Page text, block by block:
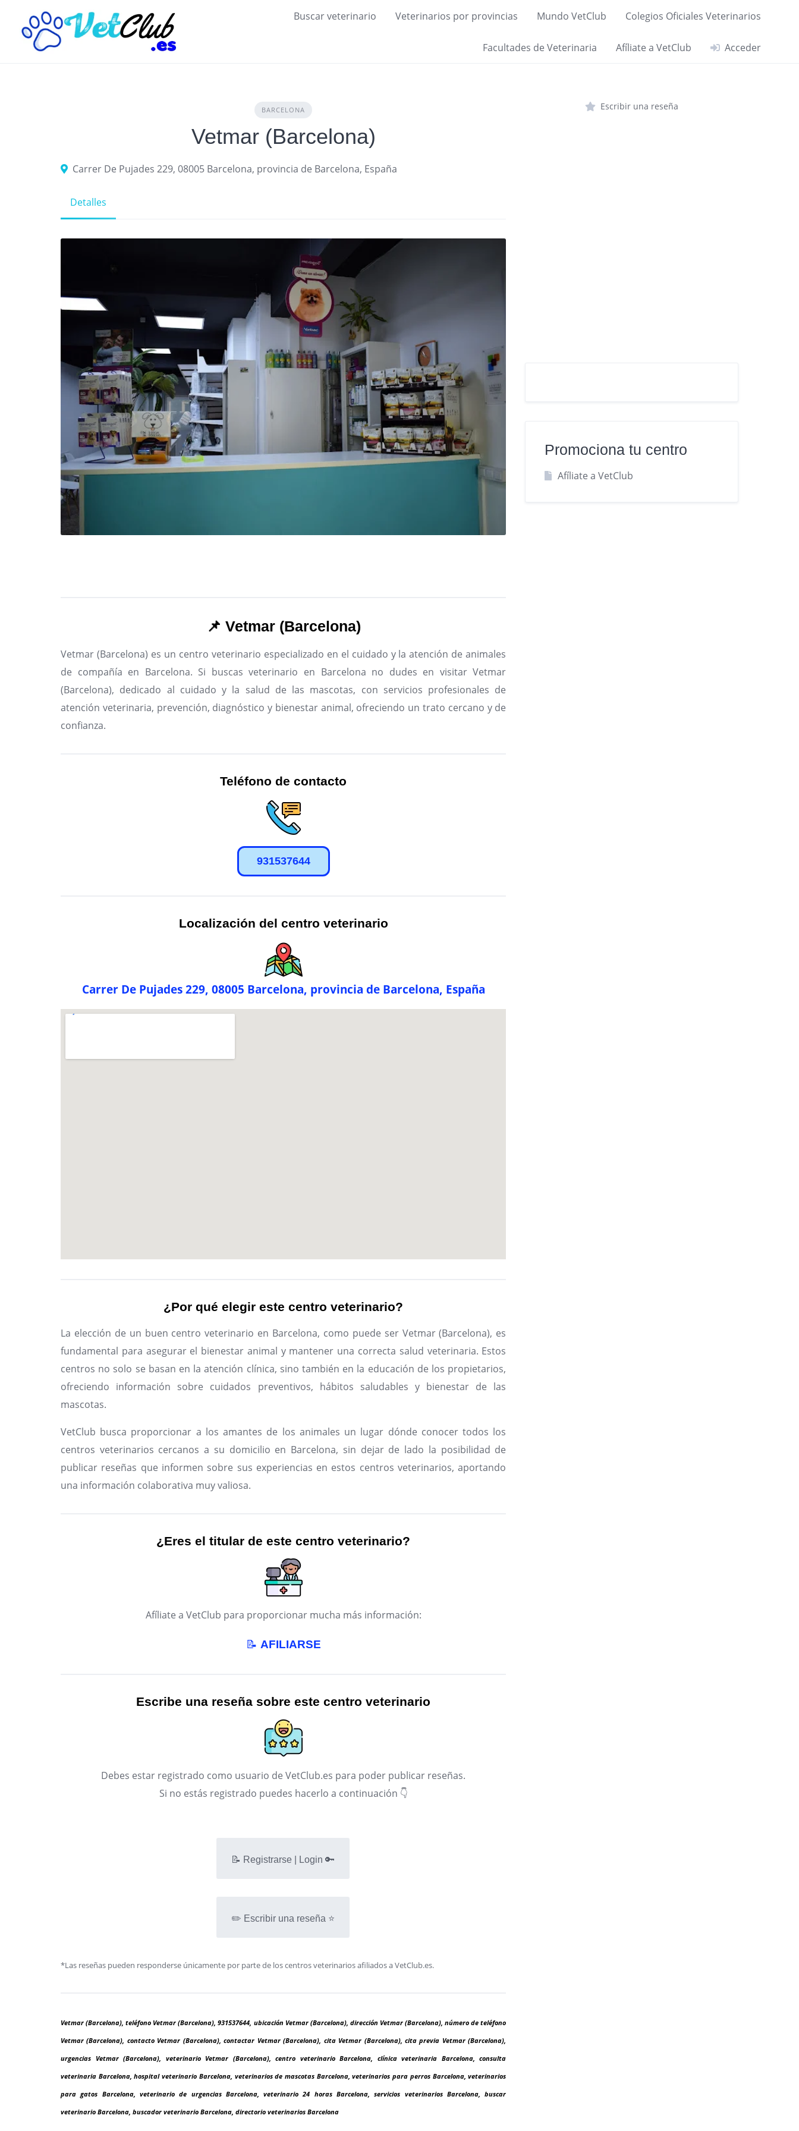
content
Buscar veterinario Veterinarios por provincias Mundo VetClub Colegios Oficiales Veterinarios
Facultades de Veterinaria Afíliate a VetClub Acceder
BARCELONA
Vetmar (Barcelona)
Carrer De Pujades 229, 08005 Barcelona, provincia de Barcelona, España
Detalles
📌 Vetmar (Barcelona)
Vetmar (Barcelona) es un centro veterinario especializado en el cuidado y la atención de animales
de compañía en Barcelona. Si buscas veterinario en Barcelona no dudes en visitar Vetmar
(Barcelona), dedicado al cuidado y la salud de las mascotas, con servicios profesionales de
atención veterinaria, prevención, diagnóstico y bienestar animal, ofreciendo un trato cercano y de
confianza.
Teléfono de contacto
931537644
Localización del centro veterinario
Carrer De Pujades 229, 08005 Barcelona, provincia de Barcelona, España
¿Por qué elegir este centro veterinario?
La elección de un buen centro veterinario en Barcelona, como puede ser Vetmar (Barcelona), es
fundamental para asegurar el bienestar animal y mantener una correcta salud veterinaria. Estos
centros no solo se basan en la atención clínica, sino también en la educación de los propietarios,
ofreciendo información sobre cuidados preventivos, hábitos saludables y bienestar de las
mascotas.
VetClub busca proporcionar a los amantes de los animales un lugar dónde conocer todos los
centros veterinarios cercanos a su domicilio en Barcelona, sin dejar de lado la posibilidad de
publicar reseñas que informen sobre sus experiencias en estos centros veterinarios, aportando
una información colaborativa muy valiosa.
¿Eres el titular de este centro veterinario?
Afíliate a VetClub para proporcionar mucha más información:
📝 AFILIARSE
Escribe una reseña sobre este centro veterinario
Debes estar registrado como usuario de VetClub.es para poder publicar reseñas.
Si no estás registrado puedes hacerlo a continuación 👇
📝 Registrarse | Login 🔑
✏️ Escribir una reseña ⭐
*Las reseñas pueden responderse únicamente por parte de los centros veterinarios afiliados a VetClub.es.
Vetmar (Barcelona), teléfono Vetmar (Barcelona), 931537644, ubicación Vetmar (Barcelona), dirección Vetmar (Barcelona), número de teléfono
Vetmar (Barcelona), contacto Vetmar (Barcelona), contactar Vetmar (Barcelona), cita Vetmar (Barcelona), cita previa Vetmar (Barcelona),
urgencias Vetmar (Barcelona), veterinario Vetmar (Barcelona), centro veterinario Barcelona, clínica veterinaria Barcelona, consulta
veterinaria Barcelona, hospital veterinario Barcelona, veterinarios de mascotas Barcelona, veterinarios para perros Barcelona, veterinarios
para gatos Barcelona, veterinario de urgencias Barcelona, veterinario 24 horas Barcelona, servicios veterinarios Barcelona, buscar
veterinario Barcelona, buscador veterinario Barcelona, directorio veterinarios Barcelona
Escribir una reseña
Promociona tu centro
Afíliate a VetClub